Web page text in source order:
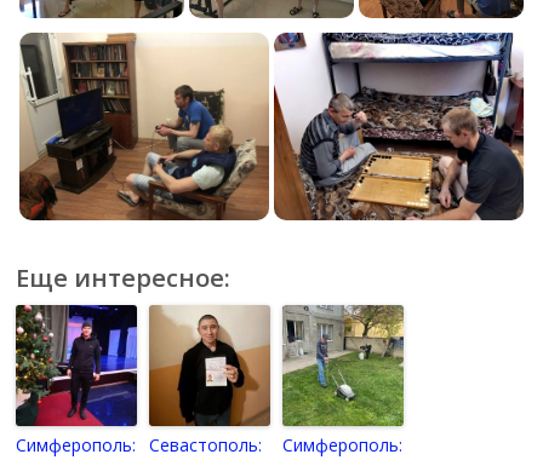
Еще интересное:
Симферополь:
Севастополь:
Симферополь: